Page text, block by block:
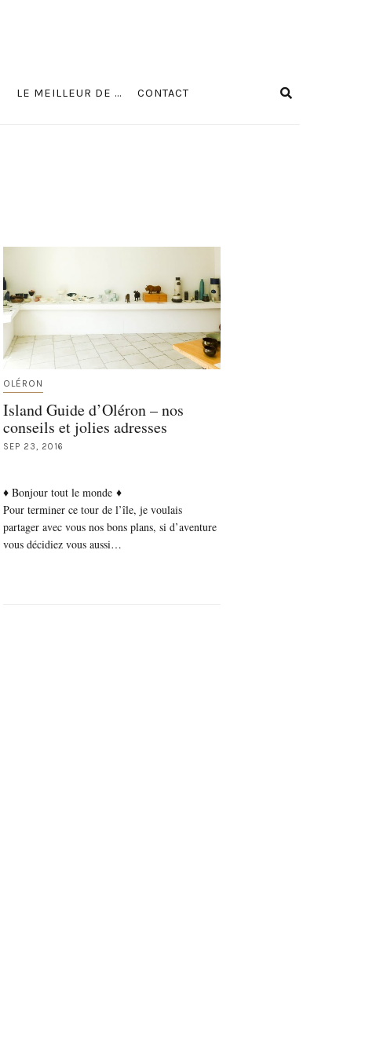
LE MEILLEUR DE … CONTACT
OLÉRON
Island Guide d’Oléron – nos
conseils et jolies adresses
SEP 23, 2016
♦ Bonjour tout le monde ♦
Pour terminer ce tour de l’île, je voulais
partager avec vous nos bons plans, si d’aventure
vous décidiez vous aussi…